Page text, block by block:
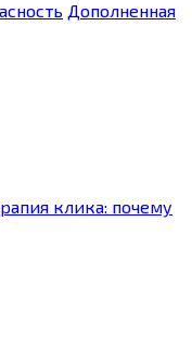
Дополненная
клика: почему